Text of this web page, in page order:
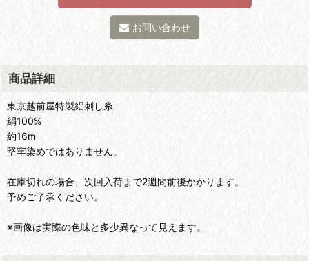
お問い合わせ
商品詳細
東京越前屋特製絽刺し糸
絹100%
約16m
堅牢染めではありません。
在庫切れの場合、次回入荷まで2週間前後かかります。
予めご了承ください。
※画像は実際の色味と多少異なって見えます。